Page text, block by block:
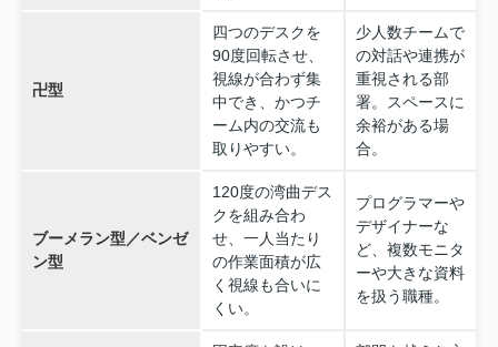
卍型
四つのデスクを
90度回転させ、
視線が合わず集
中でき、かつチ
ーム内の交流も
取りやすい。
少人数チームで
の対話や連携が
重視される部
署。スペースに
余裕がある場
合。
ブーメラン型／ベンゼ
ン型
120度の湾曲デス
クを組み合わ
せ、一人当たり
の作業面積が広
く視線も合いに
くい。
プログラマーや
デザイナーな
ど、複数モニタ
ーや大きな資料
を扱う職種。